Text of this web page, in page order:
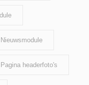
Nieuwsmodule
Pagina headerfoto's